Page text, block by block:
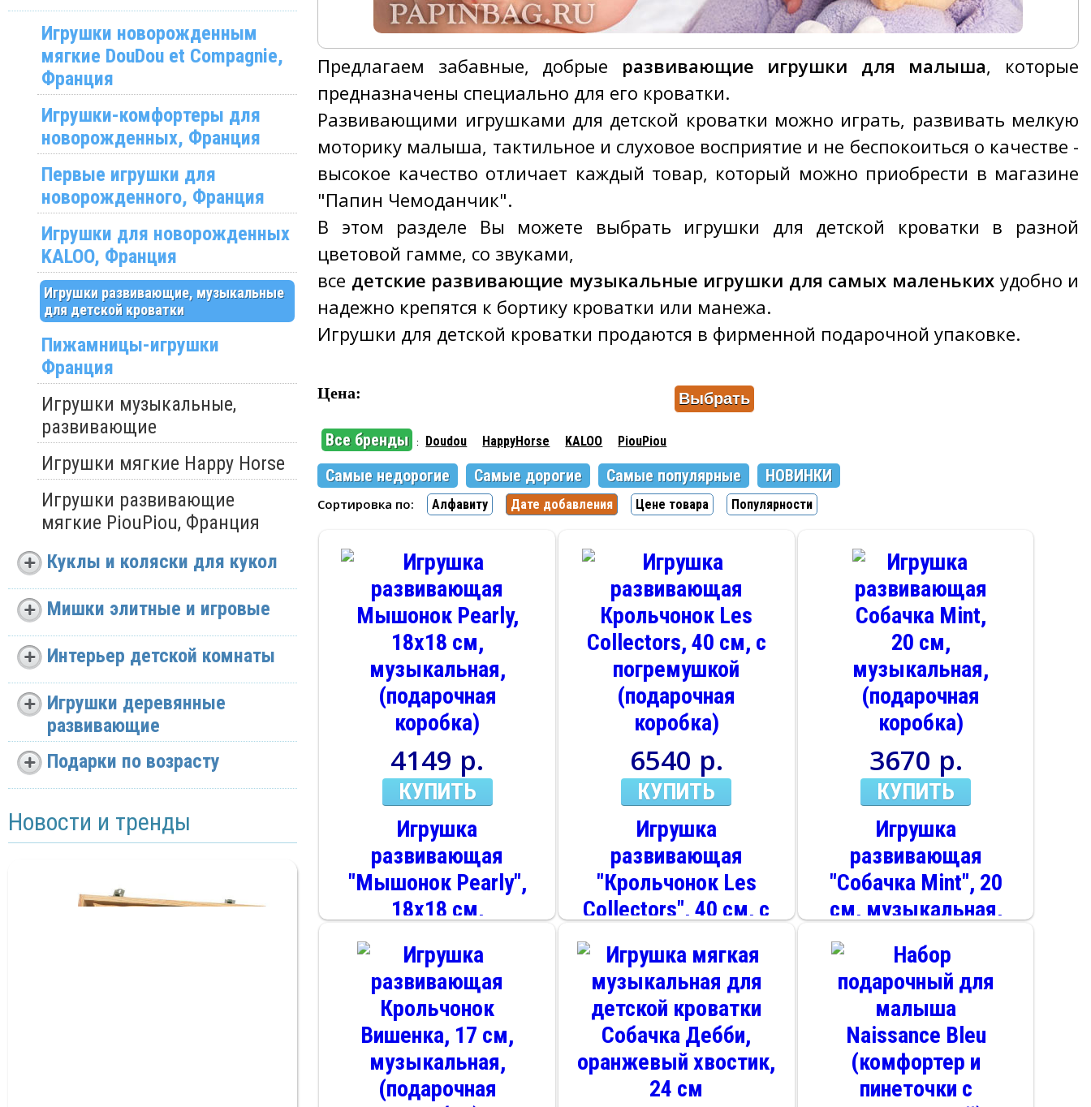
Игрушки новорожденным
мягкие DouDou et Compagnie,
Франция
Игрушки-комфортеры для
новорожденных, Франция
Первые игрушки для
новорожденного, Франция
Игрушки для новорожденных
KALOO, Франция
Игрушки развивающие, музыкальные
для детской кроватки
Пижамницы-игрушки
Франция
Игрушки музыкальные,
развивающие
Игрушки мягкие Happy Horse
Игрушки развивающие
мягкие PiouPiou, Франция
Куклы и коляски для кукол
Мишки элитные и игровые
Интерьер детской комнаты
Игрушки деревянные
развивающие
Подарки по возрасту
Новости и тренды
Предлагаем забавные, добрые развивающие игрушки для малыша, которые
предназначены специально для его кроватки.
Развивающими игрушками для детской кроватки можно играть, развивать мелкую
моторику малыша, тактильное и слуховое восприятие и не беспокоиться о качестве -
высокое качество отличает каждый товар, который можно приобрести в магазине
"Папин Чемоданчик".
В этом разделе Вы можете выбрать игрушки для детской кроватки в разной
цветовой гамме, со звуками,
все детские развивающие музыкальные игрушки для самых маленьких удобно и
надежно крепятся к бортику кроватки или манежа.
Игрушки для детской кроватки продаются в фирменной подарочной упаковке.
Цена:
Все бренды : Doudou HappyHorse KALOO PiouPiou
Самые недорогие Самые дорогие Самые популярные НОВИНКИ
Сортировка по: Алфавиту Дате добавления Цене товара Популярности
4149 р.
КУПИТЬ
Игрушка
развивающая
"Мышонок Pearly",
18х18 см,
(подарочная
коробка)
6540 р.
КУПИТЬ
Игрушка
развивающая
"Крольчонок Les
Collectors", 40 см, с
(подарочная
коробка)
3670 р.
КУПИТЬ
Игрушка
развивающая
"Собачка Mint", 20
см, музыкальная,
коробка)